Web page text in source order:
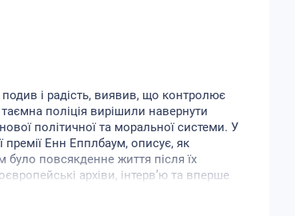
подив і радість, виявив, що контролює
таємна поліція вирішили навернути
політичної та моральної системи. У
премії Енн Епплбаум, описує, як
повсякденне життя після їх
архіви, інтерв’ю та вперше
дилеми, з якими стикаються
життя, який кинув виклик усім їхнім